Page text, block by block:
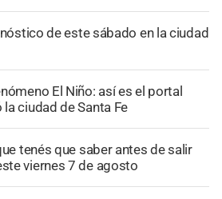
de este sábado en la ciudad
El Niño: así es el portal
ciudad de Santa Fe
tenés que saber antes de salir
viernes 7 de agosto